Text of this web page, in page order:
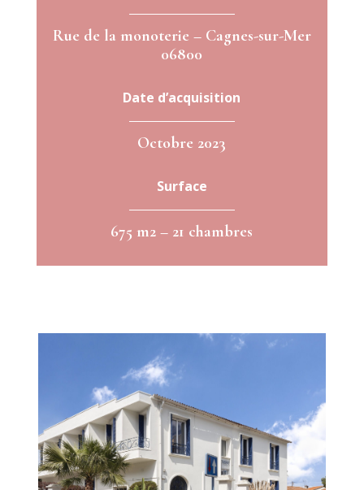
Rue de la monoterie – Cagnes-sur-Mer
06800
Date d’acquisition
Octobre 2023
Surface
675 m2 – 21 chambres